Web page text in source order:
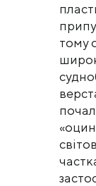
тому